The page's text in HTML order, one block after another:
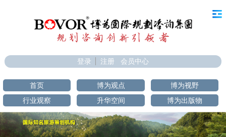
登录 注册 会员中心
首页 博为观点
博为视野
行业观察
升华空间 博为出版物